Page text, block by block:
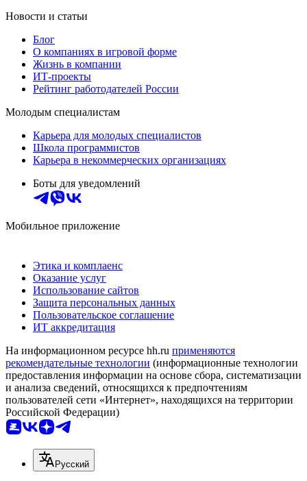
Новости и статьи
Блог
О компаниях в игровой форме
Жизнь в компании
ИТ-проекты
Рейтинг работодателей России
Молодым специалистам
Карьера для молодых специалистов
Школа программистов
Карьера в некоммерческих организациях
Боты для уведомлений
Мобильное приложение
Этика и комплаенс
Оказание услуг
Использование сайтов
Защита персональных данных
Пользовательское соглашение
ИТ аккредитация
На информационном ресурсе hh.ru применяются
рекомендательные технологии (информационные технологии
предоставления информации на основе сбора, систематизации
и анализа сведений, относящихся к предпочтениям
пользователей сети «Интернет», находящихся на территории
Российской Федерации)
Русский